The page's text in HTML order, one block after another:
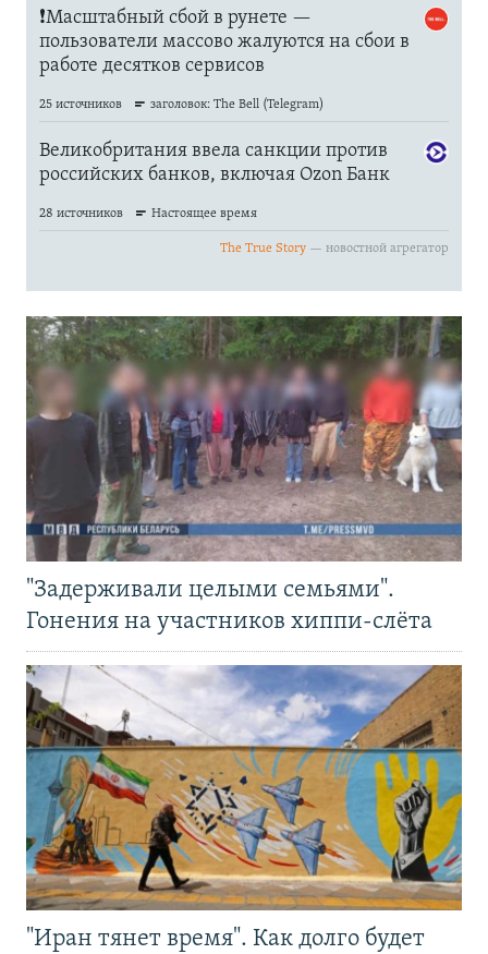
"Задерживали целыми семьями".
Гонения на участников хиппи-слёта
"Иран тянет время". Как долго будет